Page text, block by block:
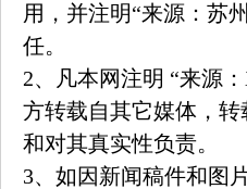
用，并注明“来源：苏
任。
2、凡本网注明 “来源
方转载自其它媒体，
和对其真实性负责。
3、如因新闻稿件和图